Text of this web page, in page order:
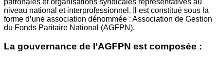
patronales et organisations syndicales représentatives au
niveau national et interprofessionnel. Il est constitué sous la
forme d’une association dénommée : Association de Gestion
du Fonds Paritaire National (AGFPN).
La gouvernance de l’AGFPN est composée :